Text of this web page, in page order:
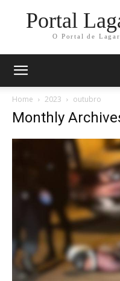
Portal
O Portal de
Home 2023 outubro
Monthly